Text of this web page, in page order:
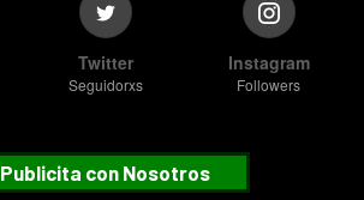
Twitter
Seguidorxs
Instagram
Followers
Publicita con Nosotros